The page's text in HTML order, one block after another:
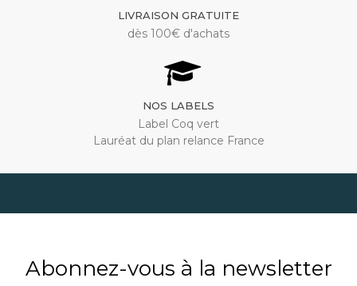
LIVRAISON GRATUITE
dès 100€ d'achats
NOS LABELS
Label Coq vert
Lauréat du plan relance France
Abonnez-vous à la newsletter